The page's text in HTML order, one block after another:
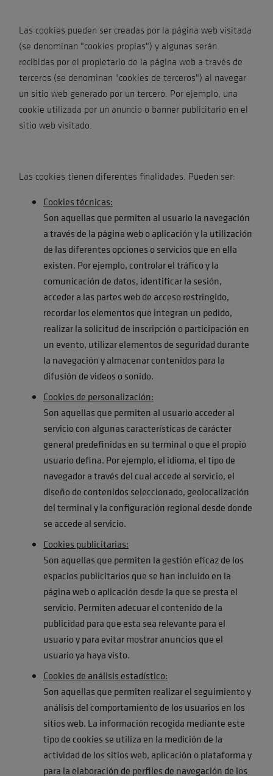
Las cookies pueden ser creadas por la página web visitada
(se denominan "cookies propias") y algunas serán
recibidas por el propietario de la página web a través de
terceros (se denominan "cookies de terceros") al navegar
un sitio web generado por un tercero. Por ejemplo, una
cookie utilizada por un anuncio o banner publicitario en el
sitio web visitado.
Las cookies tienen diferentes finalidades. Pueden ser:
Cookies técnicas:
Son aquellas que permiten al usuario la navegación
a través de la página web o aplicación y la utilización
de las diferentes opciones o servicios que en ella
existen. Por ejemplo, controlar el tráfico y la
comunicación de datos, identificar la sesión,
acceder a las partes web de acceso restringido,
recordar los elementos que integran un pedido,
realizar la solicitud de inscripción o participación en
un evento, utilizar elementos de seguridad durante
la navegación y almacenar contenidos para la
difusión de videos o sonido.
Cookies de personalización:
Son aquellas que permiten al usuario acceder al
servicio con algunas características de carácter
general predefinidas en su terminal o que el propio
usuario defina. Por ejemplo, el idioma, el tipo de
navegador a través del cual accede al servicio, el
diseño de contenidos seleccionado, geolocalización
del terminal y la configuración regional desde donde
se accede al servicio.
Cookies publicitarias:
Son aquellas que permiten la gestión eficaz de los
espacios publicitarios que se han incluido en la
página web o aplicación desde la que se presta el
servicio. Permiten adecuar el contenido de la
publicidad para que esta sea relevante para el
usuario y para evitar mostrar anuncios que el
usuario ya haya visto.
Cookies de análisis estadístico:
Son aquellas que permiten realizar el seguimiento y
análisis del comportamiento de los usuarios en los
sitios web. La información recogida mediante este
tipo de cookies se utiliza en la medición de la
actividad de los sitios web, aplicación o plataforma y
para la elaboración de perfiles de navegación de los